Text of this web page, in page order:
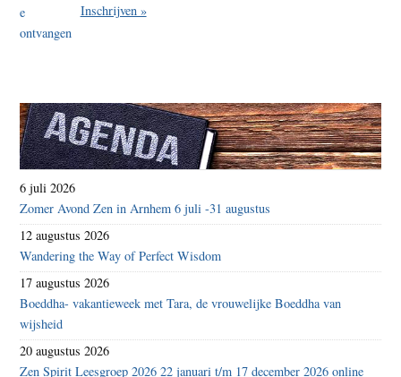
Inschrijven »
6 juli 2026
Zomer Avond Zen in Arnhem 6 juli -31 augustus
12 augustus 2026
Wandering the Way of Perfect Wisdom
17 augustus 2026
Boeddha- vakantieweek met Tara, de vrouwelijke Boeddha van
wijsheid
20 augustus 2026
Zen Spirit Leesgroep 2026 22 januari t/m 17 december 2026 online